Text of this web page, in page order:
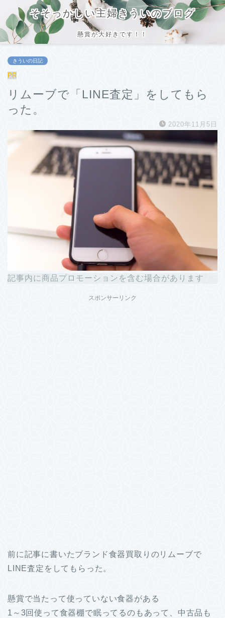
そそっかしい主婦きういのブログ
懸賞が大好きです！！
きういの日記
PR
リムーブで「LINE査定」をしてもら
った。
2020年11月5日
記事内に商品プロモーションを含む場合があります
スポンサーリンク
前に記事に書いたブランド食器買取りのリムーブで
LINE査定をしてもらった。
懸賞で当たって使っていない食器がある
1～3回使って食器棚で眠ってるのもあって、中古品も